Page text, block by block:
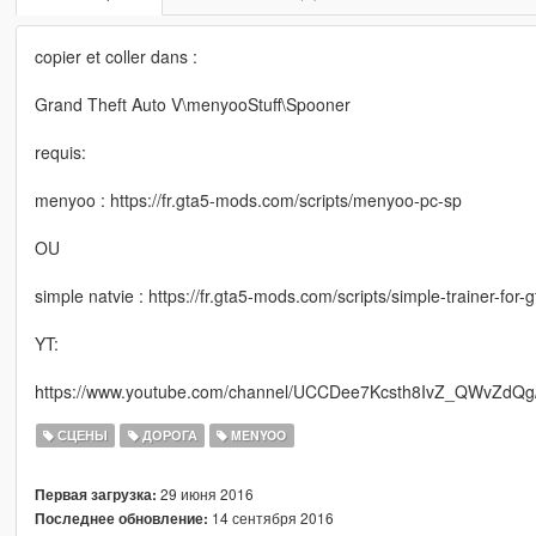
copier et coller dans :
Grand Theft Auto V\menyooStuff\Spooner
requis:
menyoo : https://fr.gta5-mods.com/scripts/menyoo-pc-sp
OU
simple natvie : https://fr.gta5-mods.com/scripts/simple-trainer-for-
YT:
https://www.youtube.com/channel/
СЦЕНЫ ДОРОГА MENYOO
Первая загрузка: 29 июня 2016
Последнее обновление: 14 сентября 2016